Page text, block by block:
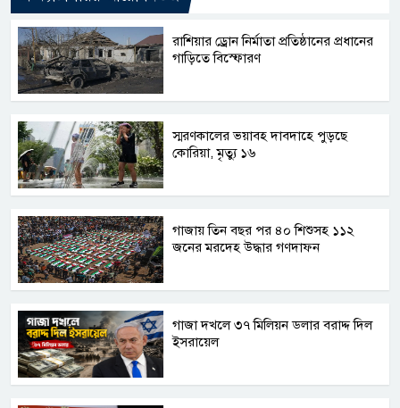
রাশিয়ার ড্রোন নির্মাতা প্রতিষ্ঠানের প্রধানের
গাড়িতে বিস্ফোরণ
স্মরণকালের ভয়াবহ দাবদাহে পুড়ছে
কোরিয়া, মৃত্যু ১৬
গাজায় তিন বছর পর ৪০ শিশুসহ ১১২
জনের মরদেহ উদ্ধার গণদাফন
গাজা দখলে ৩৭ মিলিয়ন ডলার বরাদ্দ দিল
ইসরায়েল